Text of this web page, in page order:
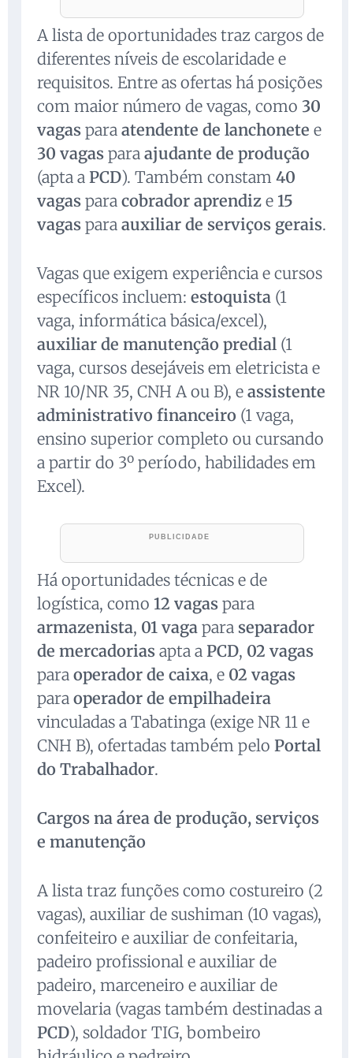
A lista de oportunidades traz cargos de
diferentes níveis de escolaridade e
requisitos. Entre as ofertas há posições
com maior número de vagas, como 30
vagas para atendente de lanchonete e
30 vagas para ajudante de produção
(apta a PCD). Também constam 40
vagas para cobrador aprendiz e 15
vagas para auxiliar de serviços gerais.
Vagas que exigem experiência e cursos
específicos incluem: estoquista (1
vaga, informática básica/excel),
auxiliar de manutenção predial (1
vaga, cursos desejáveis em eletricista e
NR 10/NR 35, CNH A ou B), e assistente
administrativo financeiro (1 vaga,
ensino superior completo ou cursando
a partir do 3º período, habilidades em
Excel).
Há oportunidades técnicas e de
logística, como 12 vagas para
armazenista, 01 vaga para separador
de mercadorias apta a PCD, 02 vagas
para operador de caixa, e 02 vagas
para operador de empilhadeira
vinculadas a Tabatinga (exige NR 11 e
CNH B), ofertadas também pelo Portal
do Trabalhador.
Cargos na área de produção, serviços
e manutenção
A lista traz funções como costureiro (2
vagas), auxiliar de sushiman (10 vagas),
confeiteiro e auxiliar de confeitaria,
padeiro profissional e auxiliar de
padeiro, marceneiro e auxiliar de
movelaria (vagas também destinadas a
PCD), soldador TIG, bombeiro